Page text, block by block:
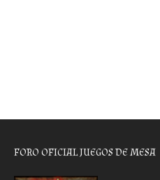
FORO OFICIAL JUEGOS DE MESA